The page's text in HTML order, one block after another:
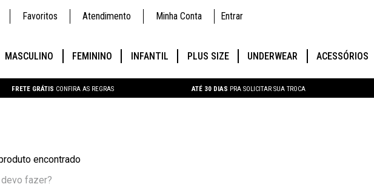
Favoritos Atendimento Minha Conta Entrar
MASCULINO FEMININO INFANTIL PLUS SIZE UNDERWEAR ACESSÓRIOS
FRETE GRÁTIS CONFIRA AS REGRAS ATÉ 30 DIAS PRA SOLICITAR SUA TROCA
encontrado
fazer?